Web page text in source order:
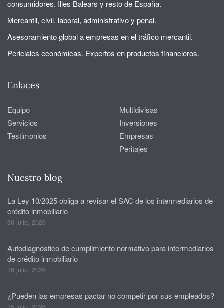
consumidores. Illes Balears y resto de España.
Mercantil, civil, laboral, administrativo y penal.
Asesoramiento global a empresas en el tráfico mercantil.
Periciales económicas. Expertos en productos financieros.
Enlaces
Equipo
Servicios
Testimonios
Multidivisas
Inversiones
Empresas
Peritajes
Nuestro blog
La Ley 10/2025 obliga a revisar el SAC de los intermediarios de
crédito inmobiliario
30 julio, 2026
Autodiagnóstico de cumplimiento normativo para intermediarios
de crédito inmobiliario
26 julio, 2026
¿Pueden las empresas pactar no competir por sus empleados?